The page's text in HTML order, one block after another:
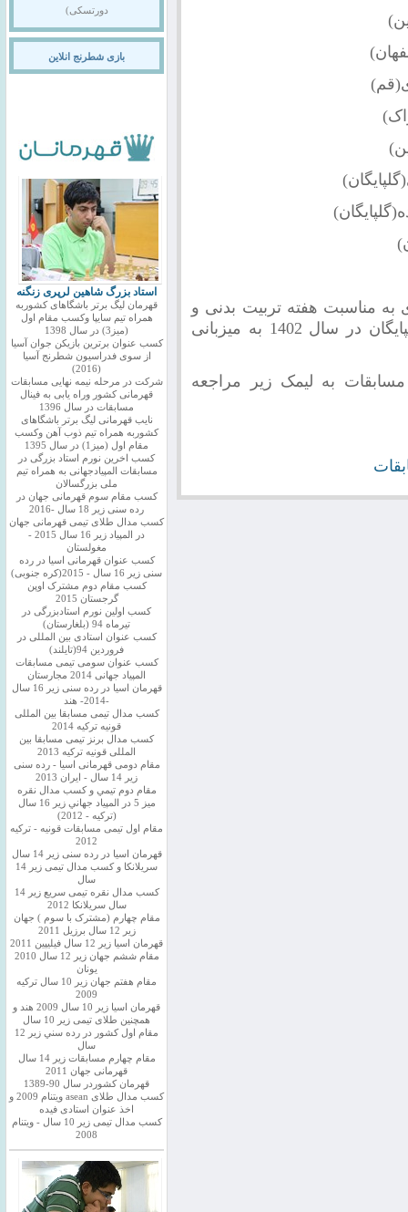
به مناسبت هفته تربیت بدنی و
روز دانش آموز جام شهید حسین فهمیده گلپایگان در سال 1402 به میزبانی
به لیمک زیر مراجعه
دورتسکی)
بازی شطرنج انلاین
استاد بزرگ شاهین لرپری زنگنه
قهرمان لیگ برتر باشگاهای کشوربه
همراه تیم سایپا وکسب مقام اول
(میز3) در سال 1398
کسب عنوان برترین بازیکن جوان آسیا
از سوی فدراسیون شطرنج آسیا
(2016)
شرکت در مرحله نیمه نهایی مسابقات
قهرمانی کشور وراه یابی به فینال
مسابقات در سال 1396
نایب قهرمانی لیگ برتر باشگاهای
کشوربه همراه تیم ذوب آهن وکسب
مقام اول (میز1) در سال 1395
کسب اخرین نورم استاد بزرگی در
مسابقات المپیادجهانی به همراه تیم
ملی بزرگسالان
کسب مقام سوم قهرمانی جهان در
رده سنی زیر 18 سال -2016
کسب مدال طلای تیمی قهرمانی جهان
در المپیاد زیر 16 سال 2015 -
مغولستان
کسب عنوان قهرمانی اسیا در رده
سنی زیر 16 سال - 2015(کره جنوبی)
کسب مقام دوم مشترک اوپن
گرجستان 2015
کسب اولین نورم استادبزرگی در
تیرماه 94 (بلغارستان)
کسب عنوان استادی بین المللی در
فروردین 94(تایلند)
کسب عنوان سومی تیمی مسابقات
المپیاد جهانی 2014 مجارستان
قهرمان اسیا در رده سنی زیر 16 سال
-2014- هند
کسب مدال تیمی مسابقا بین المللی
قونیه ترکیه 2014
کسب مدال برنز تیمی مسابقا بین
المللی قونیه ترکیه 2013
مقام دومی قهرمانی اسیا - رده سنی
زیر 14 سال - ایران 2013
مقام دوم تيمي و كسب مدال نقره
ميز 5 در المپياد جهاني زير 16 سال
(تركيه - 2012)
مقام اول تیمی مسابقات قونیه - ترکیه
2012
قهرمان اسیا در رده سنی زیر 14 سال
سريلانكا و کسب مدال تیمی زیر 14
سال
کسب مدال نقره تیمی سریع زیر 14
سال سریلانکا 2012
مقام چهارم (مشترک با سوم ) جهان
زیر 12 سال برزیل 2011
قهرمان اسيا زير 12 سال فیلیپین 2011
مقام ششم جهان زیر 12 سال 2010
یونان
مقام هفتم جهان زیر 10 سال ترکیه
2009
قهرمان اسيا زیر 10 سال 2009 هند و
همچنین طلای تیمی زیر 10 سال
مقام اول كشور در رده سني زير 12
سال
مقام چهارم مسابقات زیر 14 سال
قهرمانی جهان 2011
قهرمان کشوردر سال 90-1389
کسب مدال طلای asean ویتنام 2009 و
اخذ عنوان استادی فیده
کسب مدال تیمی زیر 10 سال - ویتنام
2008